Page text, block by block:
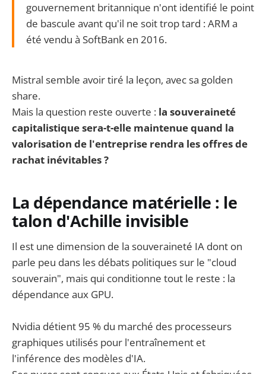
gouvernement britannique n'ont identifié le point
de bascule avant qu'il ne soit trop tard : ARM a
été vendu à SoftBank en 2016.
Mistral semble avoir tiré la leçon, avec sa golden
share.
Mais la question reste ouverte : la souveraineté
capitalistique sera-t-elle maintenue quand la
valorisation de l'entreprise rendra les offres de
rachat inévitables ?
La dépendance matérielle : le
talon d'Achille invisible
Il est une dimension de la souveraineté IA dont on
parle peu dans les débats politiques sur le "cloud
souverain", mais qui conditionne tout le reste : la
dépendance aux GPU.
Nvidia détient 95 % du marché des processeurs
graphiques utilisés pour l'entraînement et
l'inférence des modèles d'IA.